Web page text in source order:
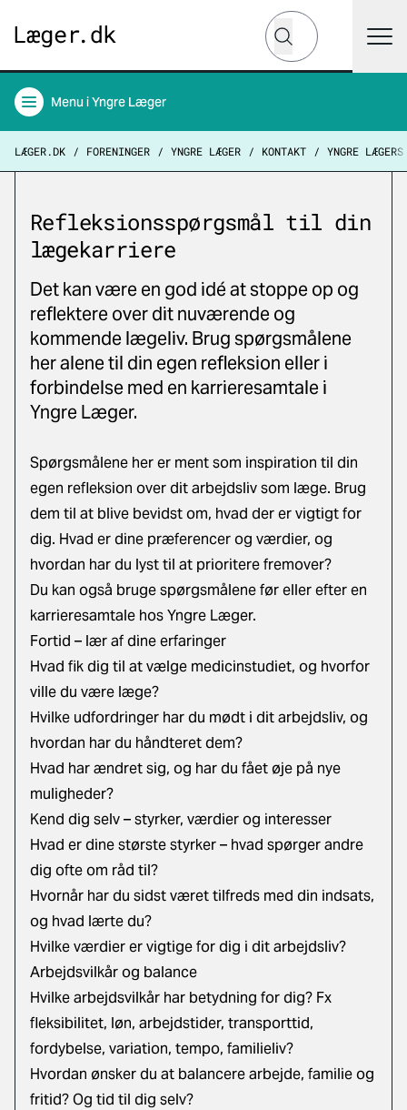
Hvad leder du efter?
Søg
Menu i Yngre Læger
LÆGER.DK FORENINGER YNGRE LÆGER KONTAKT YNGRE
Refleksionsspørgsmål til din
lægekarriere
Det kan være en god idé at stoppe op og
reflektere over dit nuværende og
kommende lægeliv. Brug spørgsmålene
her alene til din egen refleksion eller i
forbindelse med en karrieresamtale i
Yngre Læger.
Spørgsmålene her er ment som inspiration til din
egen refleksion over dit arbejdsliv som læge. Brug
dem til at blive bevidst om, hvad der er vigtigt for
dig. Hvad er dine præferencer og værdier, og
hvordan har du lyst til at prioritere fremover?
Du kan også bruge spørgsmålene før eller efter en
karrieresamtale hos Yngre Læger.
Fortid – lær af dine erfaringer
Hvad fik dig til at vælge medicinstudiet, og hvorfor
ville du være læge?
Hvilke udfordringer har du mødt i dit arbejdsliv, og
hvordan har du håndteret dem?
Hvad har ændret sig, og har du fået øje på nye
muligheder?
Kend dig selv – styrker, værdier og interesser
Hvad er dine største styrker – hvad spørger andre
dig ofte om råd til?
Hvornår har du sidst været tilfreds med din indsats,
og hvad lærte du?
Hvilke værdier er vigtige for dig i dit arbejdsliv?
Arbejdsvilkår og balance
Hvilke arbejdsvilkår har betydning for dig? Fx
fleksibilitet, løn, arbejdstider, transporttid,
fordybelse, variation, tempo, familieliv?
Hvordan ønsker du at balancere arbejde, familie og
fritid? Og tid til dig selv?